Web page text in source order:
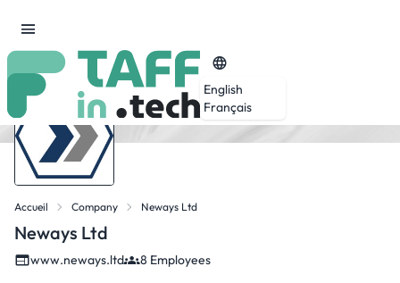
English
Français
Accueil Company Neways Ltd
Neways Ltd
www.neways.ltd 8 Employees